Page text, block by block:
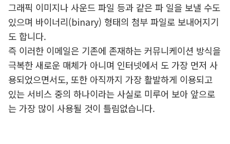
그래픽 이미지나 사운드 파일 등과 같은 파 일을 보낼 수도
있으며 바이너리(binary) 형태의 첨부 파일로 보내어지기
도 합니다.
즉 이러한 이메일은 기존에 존재하는 커뮤니케이션 방식을
극복한 새로운 매체가 아니며 인터넷에서 도 가장 먼저 사
용되었으면서도, 또한 아직까지 가장 활발하게 이용되고
있는 서비스 중의 하나이라는 사실로 미루어 보아 앞으로
는 가장 많이 사용될 것이 틀림없습니다.